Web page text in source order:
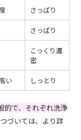
さっぱり
さっぱり
こっくり濃
密
い しっとり
的で、それぞれ洗浄
つづいては、より詳